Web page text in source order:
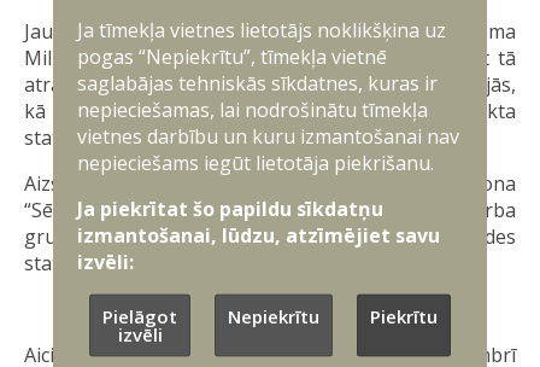
Jau ziņots, ka 2023. gada 22. jūnijā Saeima pieņēma
Militārā poligona “Sēlija” izveides likumu, nosakot tā
atrašanos Jēkabpils un Aizkraukles novadu teritorijās,
kā arī piešķirot tam nacionālo interešu objekta
statusu.
Aizsardzības ministrija ir izveidojusi militārā poligona
“Sēlija” attīstībai veltītu starpinstitucionālu darba
grupu, kurā regulāri tiek apspriests poligona izveides
statuss un plānotie darbi.
Plašsaziņas līdzekļu pārstāvju ievērībai!
Aicinām plašsaziņas līdzekļu pārstāvjus 15. novembrī
Ja tīmekļa vietnes lietotājs noklikšķina uz
pogas “Nepiekrītu”, tīmekļa vietnē
saglabājas tehniskās sīkdatnes, kuras ir
nepieciešamas, lai nodrošinātu tīmekļa
vietnes darbību un kuru izmantošanai nav
nepieciešams iegūt lietotāja piekrišanu.
Ja piekrītat šo papildu sīkdatņu
izmantošanai, lūdzu, atzīmējiet savu
izvēli:
Pielāgot
izvēli
Nepiekrītu Piekrītu